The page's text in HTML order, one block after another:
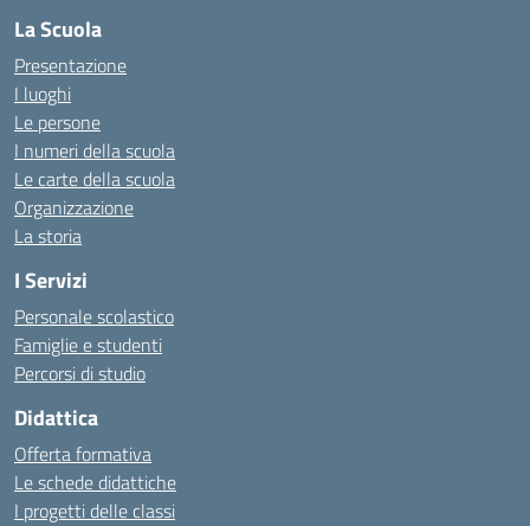
La Scuola
Presentazione
I luoghi
Le persone
I numeri della scuola
Le carte della scuola
Organizzazione
La storia
I Servizi
Personale scolastico
Famiglie e studenti
Percorsi di studio
Didattica
Offerta formativa
Le schede didattiche
I progetti delle classi